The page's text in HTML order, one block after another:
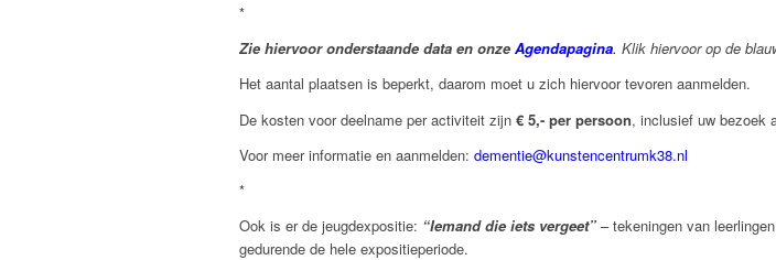
*
Zie hiervoor onderstaande data en onze Agendapagina. Klik hiervoor op de
Het aantal plaatsen is beperkt, daarom moet u zich hiervoor tevoren aanmelden.
De kosten voor deelname per activiteit zijn € 5,- per persoon, inclusief uw bezoek
Voor meer informatie en aanmelden: dementie@kunstencentrumk38.nl
*
Ook is er de jeugdexpositie: “Iemand die iets vergeet” – tekeningen van
gedurende de hele expositieperiode.